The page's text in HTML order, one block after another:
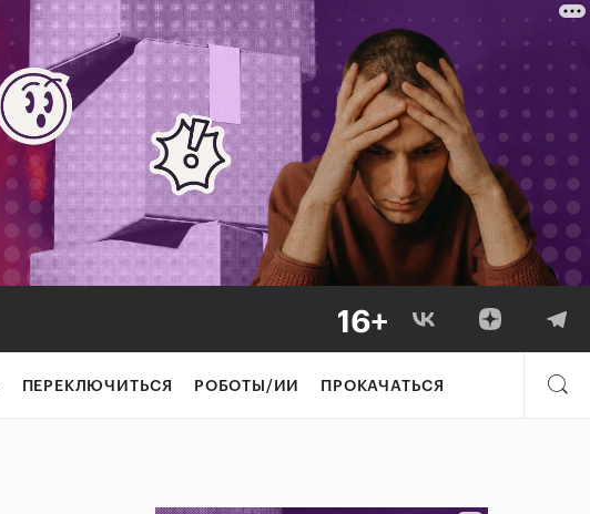
ПЕРЕКЛЮЧИТЬСЯ РОБОТЫ/ИИ ПРОКАЧАТЬСЯ